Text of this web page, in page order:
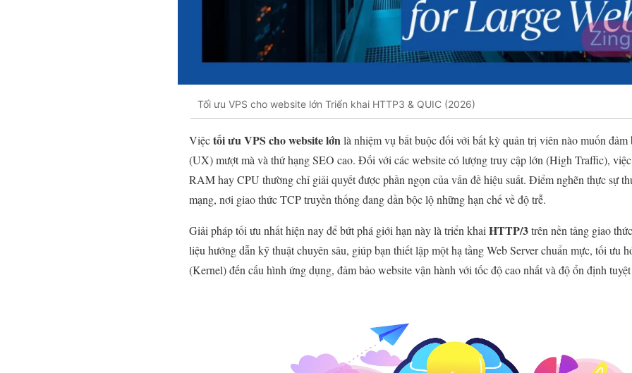
Tối ưu VPS cho website lớn Triển khai HTTP3 & QUIC (2026)
Việctối ưu VPS cho website lớnlà nhiệm vụ bắt buộc đối với bất kỳ quản trị viên nào muốn
(UX) mượt mà và thứ hạng SEO cao. Đối với các website có lượng truy cập lớn (High Traffic),
RAM hay CPU thường chỉ giải quyết được phần ngọn của vấn đề hiệu suất. Điểm nghẽn thực sự
mạng, nơi giao thức TCP truyền thống đang dần bộc lộ những hạn chế về độ trễ.
Giải pháp tối ưu nhất hiện nay để bứt phá giới hạn này là triển khaiHTTP/3trên nền tảng giao
liệu hướng dẫn kỹ thuật chuyên sâu, giúp bạn thiết lập một hạ tầng Web Server chuẩn mực, tối ưu
(Kernel) đến cấu hình ứng dụng, đảm bảo website vận hành với tốc độ cao nhất và độ ổn định